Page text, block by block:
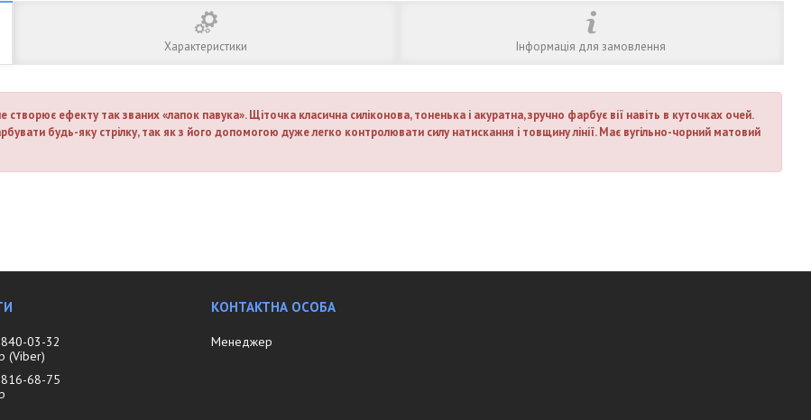
Характеристики Інформація для замовлення
ефекту так званих «лапок павука». Щіточка класична силіконова, тоненька і акуратна, зручно фарбує вії навіть в куточках очей.
будь-яку стрілку, так як з його допомогою дуже легко контролювати силу натискання і товщину лінії. Має вугільно-чорний матовий
03-32
(Viber)
68-75
Менеджер